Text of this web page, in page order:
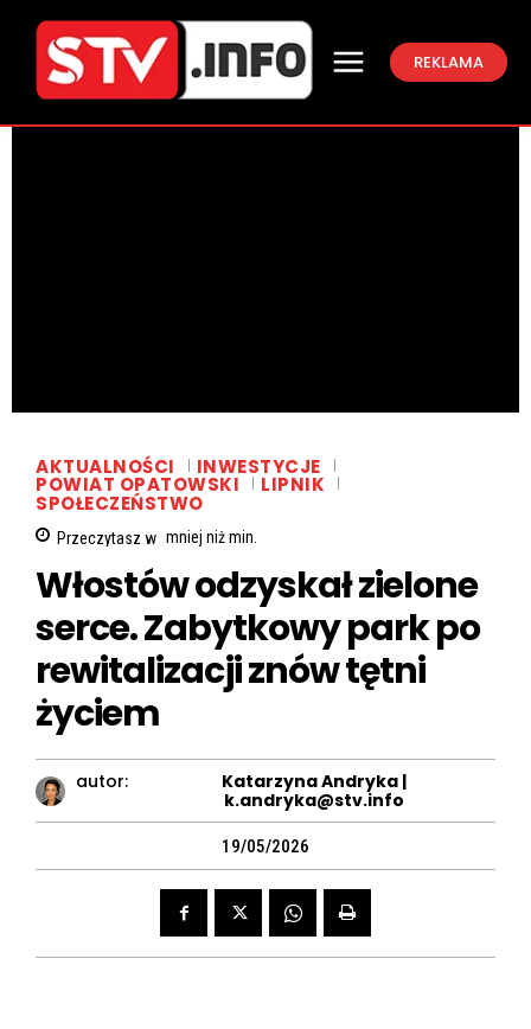
REKLAMA
AKTUALNOŚCI INWESTYCJE
POWIAT OPATOWSKI LIPNIK
SPOŁECZEŃSTWO
Przeczytasz w mniej niżmin.
Włostów odzyskał zielone
serce. Zabytkowy park po
rewitalizacji znów tętni
życiem
autor:
Katarzyna Andryka |
k.andryka@stv.info
19/05/2026